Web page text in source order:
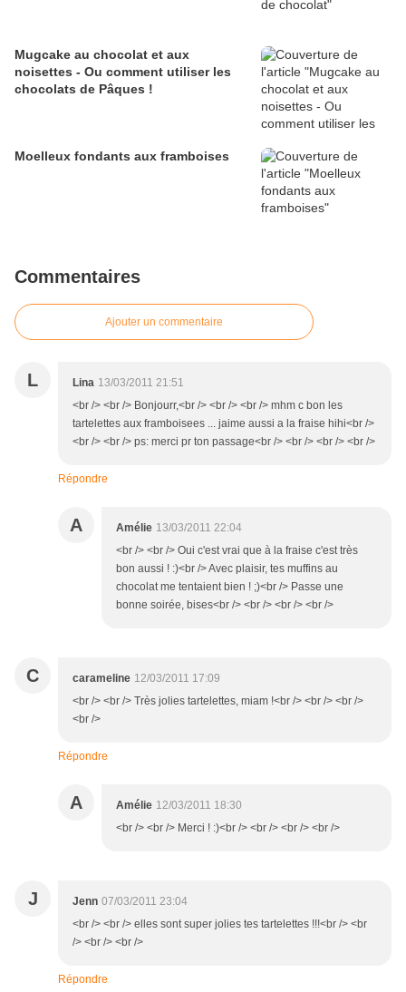
Mugcake au chocolat et aux
noisettes - Ou comment utiliser les
chocolats de Pâques !
Moelleux fondants aux framboises
Commentaires
Ajouter un commentaire
L Lina 13/03/2011 21:51
<br /> <br /> Bonjourr,<br /> <br /> <br /> mhm c bon les
tartelettes aux framboisees ... jaime aussi a la fraise hihi<br />
<br /> <br /> ps: merci pr ton passage<br /> <br /> <br /> <br />
Répondre
A Amélie 13/03/2011 22:04
<br /> <br /> Oui c'est vrai que à la fraise c'est très
bon aussi ! :)<br /> Avec plaisir, tes muffins au
chocolat me tentaient bien ! ;)<br /> Passe une
bonne soirée, bises<br /> <br /> <br /> <br />
C carameline 12/03/2011 17:09
<br /> <br /> Très jolies tartelettes, miam !<br /> <br /> <br />
<br />
Répondre
A Amélie 12/03/2011 18:30
<br /> <br /> Merci ! :)<br /> <br /> <br /> <br />
J Jenn 07/03/2011 23:04
<br /> <br /> elles sont super jolies tes tartelettes !!!<br /> <br
/> <br /> <br />
Répondre